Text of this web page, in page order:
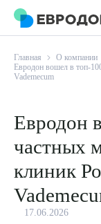
Новости
Статьи
Руководство
Вакансии
Врачи
Услуги и цены
Направления
Пациенту
Главная О компании
Евродон вошел в топ-
Vademecum
Евродон
частных
клиник
17.06.2026